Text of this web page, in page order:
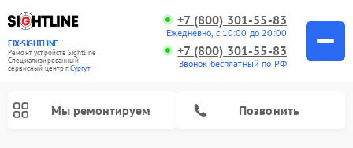
FIX-SIGHTLINE
Ремонт устройств Sightline
Специализированный
cервисный центр г.Сургут
+7 (800) 301-55-83
Ежедневно, с 10:00 до 20:00
+7 (800) 301-55-83
Звонок бесплатный по РФ
Мы ремонтируем Позвонить